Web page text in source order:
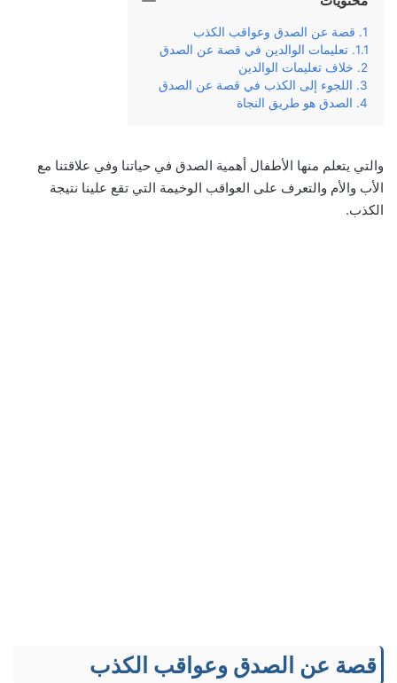
قصة عن الصدق وعواقب الكذب
تعليمات الوالدين في قصة عن الصدق
خلاف تعليمات الوالدين
اللجوء إلى الكذب في قصة عن الصدق
الصدق هو طريق النجاة
والتي يتعلم منها الأطفال أهمية الصدق في حياتنا وفي علاقتنا مع
الأب والأم والتعرف على العواقب الوخيمة التي تقع علينا نتيجة
الكذب.
قصة عن الصدق وعواقب الكذب